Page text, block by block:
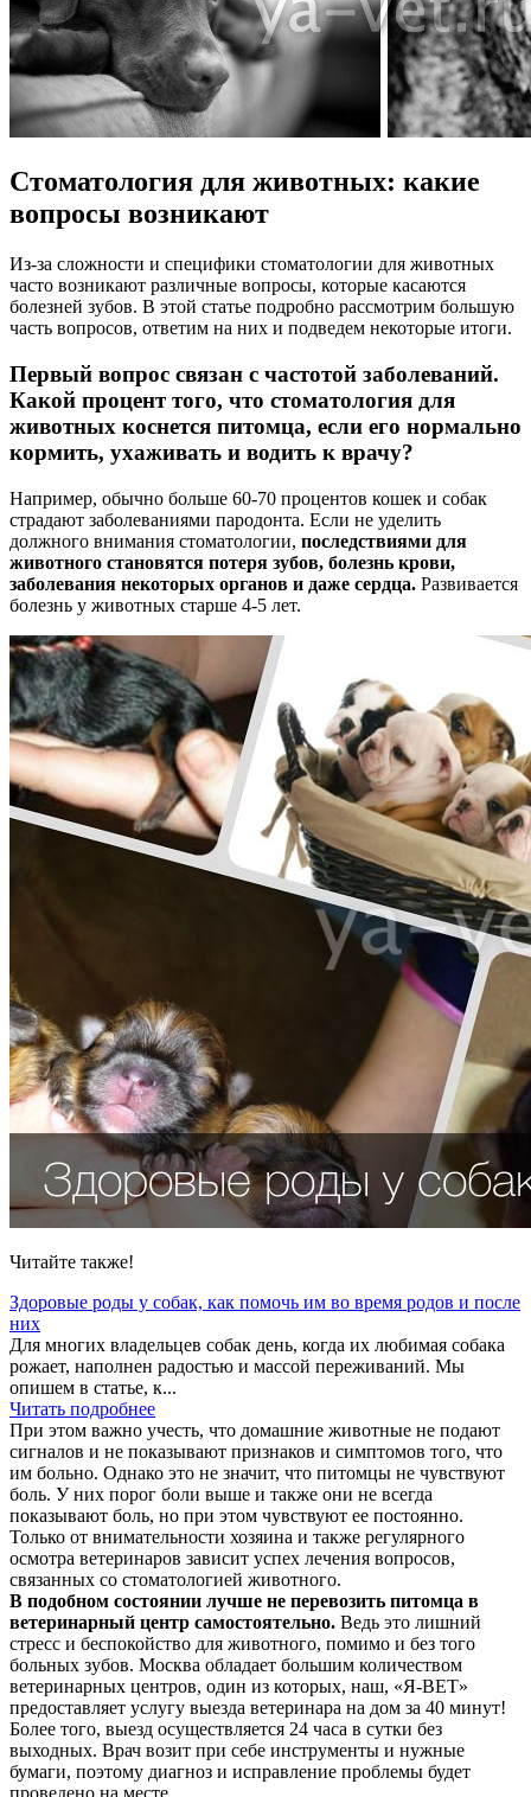
Стоматология для животных: какие
вопросы возникают
Из-за сложности и специфики стоматологии для животных
часто возникают различные вопросы, которые касаются
болезней зубов. В этой статье подробно рассмотрим большую
часть вопросов, ответим на них и подведем некоторые итоги.
Первый вопрос связан с частотой заболеваний.
Какой процент того, что стоматология для
животных коснется питомца, если его нормально
кормить, ухаживать и водить к врачу?
Например, обычно больше 60-70 процентов кошек и собак
страдают заболеваниями пародонта. Если не уделить
должного внимания стоматологии, последствиями для
животного становятся потеря зубов, болезнь крови,
заболевания некоторых органов и даже сердца. Развивается
болезнь у животных старше 4-5 лет.
Читайте также!
Здоровые роды у собак, как помочь им во время родов и после
них
Для многих владельцев собак день, когда их любимая собака
рожает, наполнен радостью и массой переживаний. Мы
опишем в статье, к...
Читать подробнее
При этом важно учесть, что домашние животные не подают
сигналов и не показывают признаков и симптомов того, что
им больно. Однако это не значит, что питомцы не чувствуют
боль. У них порог боли выше и также они не всегда
показывают боль, но при этом чувствуют ее постоянно.
Только от внимательности хозяина и также регулярного
осмотра ветеринаров зависит успех лечения вопросов,
связанных со стоматологией животного.
В подобном состоянии лучше не перевозить питомца в
ветеринарный центр самостоятельно. Ведь это лишний
стресс и беспокойство для животного, помимо и без того
больных зубов. Москва обладает большим количеством
ветеринарных центров, один из которых, наш, «Я-ВЕТ»
предоставляет услугу выезда ветеринара на дом за 40 минут!
Более того, выезд осуществляется 24 часа в сутки без
выходных. Врач возит при себе инструменты и нужные
бумаги, поэтому диагноз и исправление проблемы будет
проведено на месте.